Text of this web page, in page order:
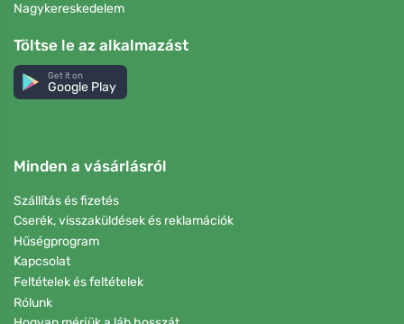
Nagykereskedelem
Töltse le az alkalmazást
Get it on
Google Play
Minden a vásárlásról
Szállítás és fizetés
Cserék, visszaküldések és reklamációk
Hűségprogram
Kapcsolat
Feltételek és feltételek
Rólunk